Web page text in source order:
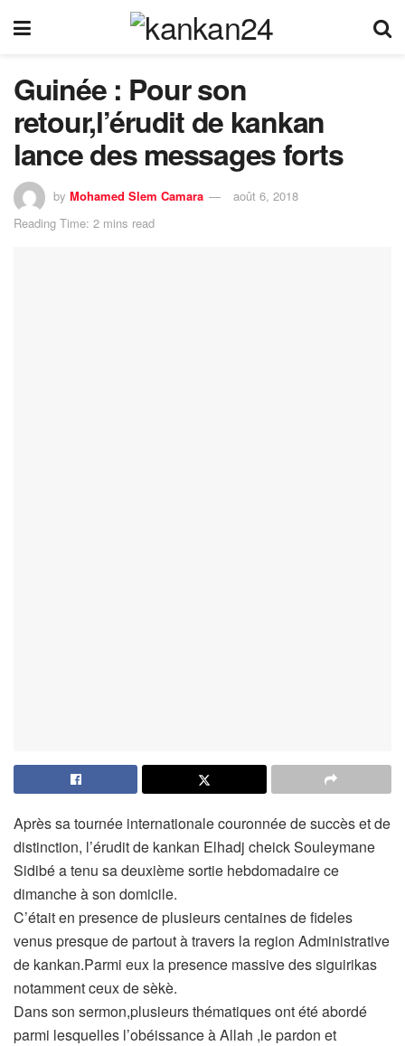
Guinée : Pour son
retour,l’érudit de kankan
lance des messages forts
by Mohamed Slem Camara
août 6, 2018
Reading Time: 2 mins read
Après sa tournée internationale couronnée de succès et de
distinction, l’érudit de kankan Elhadj cheick Souleymane
Sidibé a tenu sa deuxième sortie hebdomadaire ce
dimanche à son domicile.
C’était en presence de plusieurs centaines de fideles
venus presque de partout à travers la region Administrative
de kankan.Parmi eux la presence massive des siguirikas
notamment ceux de sèkè.
Dans son sermon,plusieurs thématiques ont été abordé
parmi lesquelles l’obéissance à Allah ,le pardon et